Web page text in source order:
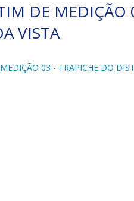
DE MEDIÇÃO
VISTA
03 - TRAPICHE DO